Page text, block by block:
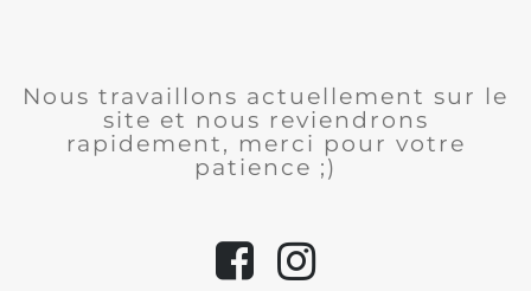
Nous travaillons actuellement sur le
site et nous reviendrons
rapidement, merci pour votre
patience ;)